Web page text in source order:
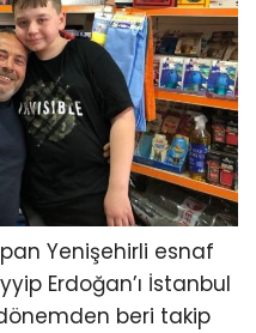
Yenişehirli esnaf
Erdoğan’ı İstanbul
beri takip